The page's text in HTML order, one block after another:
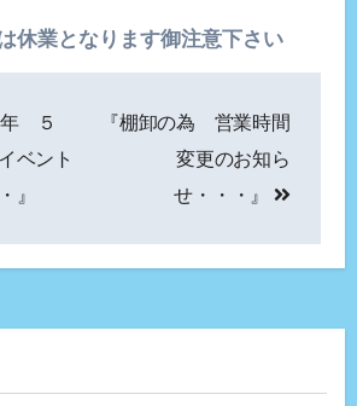
休業となります御注意下さい
５
ベント
』
『棚卸の為 営業時間
変更のお知ら
せ・・・』